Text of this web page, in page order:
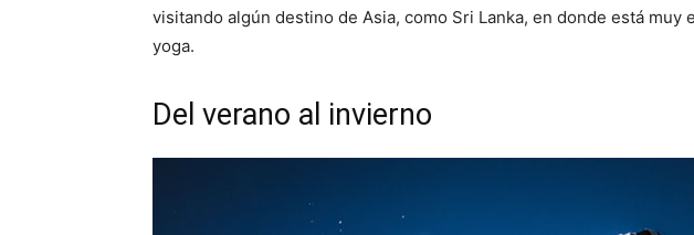
visitando algún destino de Asia, como Sri Lanka, en donde está muy
yoga.
Del verano al invierno